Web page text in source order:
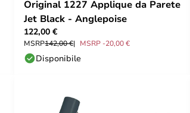
Original 1227 Applique da Parete
Jet Black - Anglepoise
122,00 €
MSRP142,00 € MSRP -20,00 €
Disponibile